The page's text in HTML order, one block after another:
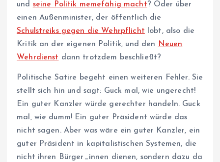
und seine Politik memefähig macht? Oder über
einen Außenminister, der öffentlich die
Schulstreiks gegen die Wehrpflicht lobt, also die
Kritik an der eigenen Politik, und den Neuen
Wehrdienst dann trotzdem beschließt?
Politische Satire begeht einen weiteren Fehler. Sie
stellt sich hin und sagt: Guck mal, wie ungerecht!
Ein guter Kanzler würde gerechter handeln. Guck
mal, wie dumm! Ein guter Präsident würde das
nicht sagen. Aber was wäre ein guter Kanzler, ein
guter Präsident in kapitalistischen Systemen, die
nicht ihren Bürger_innen dienen, sondern dazu da